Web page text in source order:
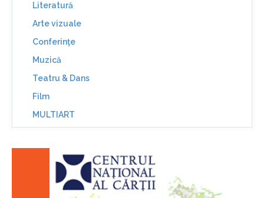
Literatură
Arte vizuale
Conferinţe
Muzică
Teatru & Dans
Film
MULTIART